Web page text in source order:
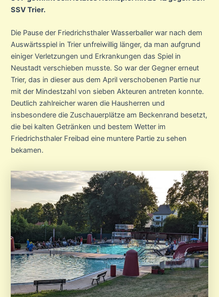
SSV Trier.
Die Pause der Friedrichsthaler Wasserballer war nach dem
Auswärtsspiel in Trier unfreiwillig länger, da man aufgrund
einiger Verletzungen und Erkrankungen das Spiel in
Neustadt verschieben musste. So war der Gegner erneut
Trier, das in dieser aus dem April verschobenen Partie nur
mit der Mindestzahl von sieben Akteuren antreten konnte.
Deutlich zahlreicher waren die Hausherren und
insbesondere die Zuschauerplätze am Beckenrand besetzt,
die bei kalten Getränken und bestem Wetter im
Friedrichsthaler Freibad eine muntere Partie zu sehen
bekamen.